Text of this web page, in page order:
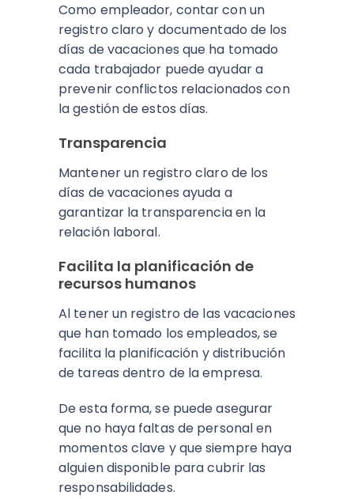
Como empleador, contar con un
registro claro y documentado de los
días de vacaciones que ha tomado
cada trabajador puede ayudar a
prevenir conflictos relacionados con
la gestión de estos días.
Transparencia
Mantener un registro claro de los
días de vacaciones ayuda a
garantizar la transparencia en la
relación laboral.
Facilita la planificación de
recursos humanos
Al tener un registro de las vacaciones
que han tomado los empleados, se
facilita la planificación y distribución
de tareas dentro de la empresa.
De esta forma, se puede asegurar
que no haya faltas de personal en
momentos clave y que siempre haya
alguien disponible para cubrir las
responsabilidades.